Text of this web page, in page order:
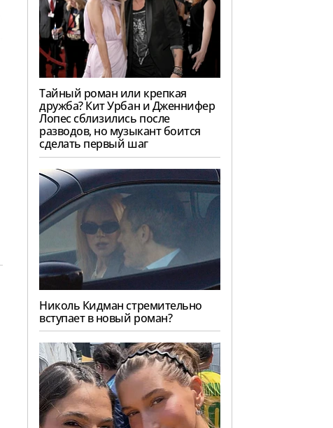
Тайный роман или крепкая
дружба? Кит Урбан и Дженнифер
Лопес сблизились после
разводов, но музыкант боится
сделать первый шаг
Николь Кидман стремительно
вступает в новый роман?